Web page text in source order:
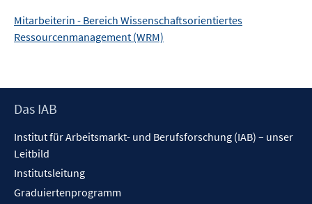
Mitarbeiterin - Bereich Wissenschaftsorientiertes
Ressourcenmanagement (WRM)
Footer
Das IAB
Institut für Arbeitsmarkt- und Berufsforschung (IAB) – unser
Leitbild
Institutsleitung
Graduiertenprogramm